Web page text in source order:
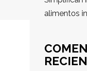
alimentos